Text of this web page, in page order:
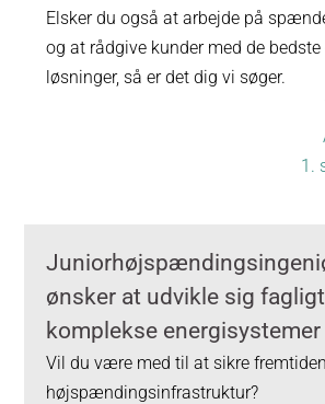
Elsker du også at arbejde på
og at rådgive kunder med de
løsninger, så er det dig vi søger.
1.
ønsker at udvikle sig
komplekse energisystemer
Vil du være med til at sikre
højspændingsinfrastruktur?